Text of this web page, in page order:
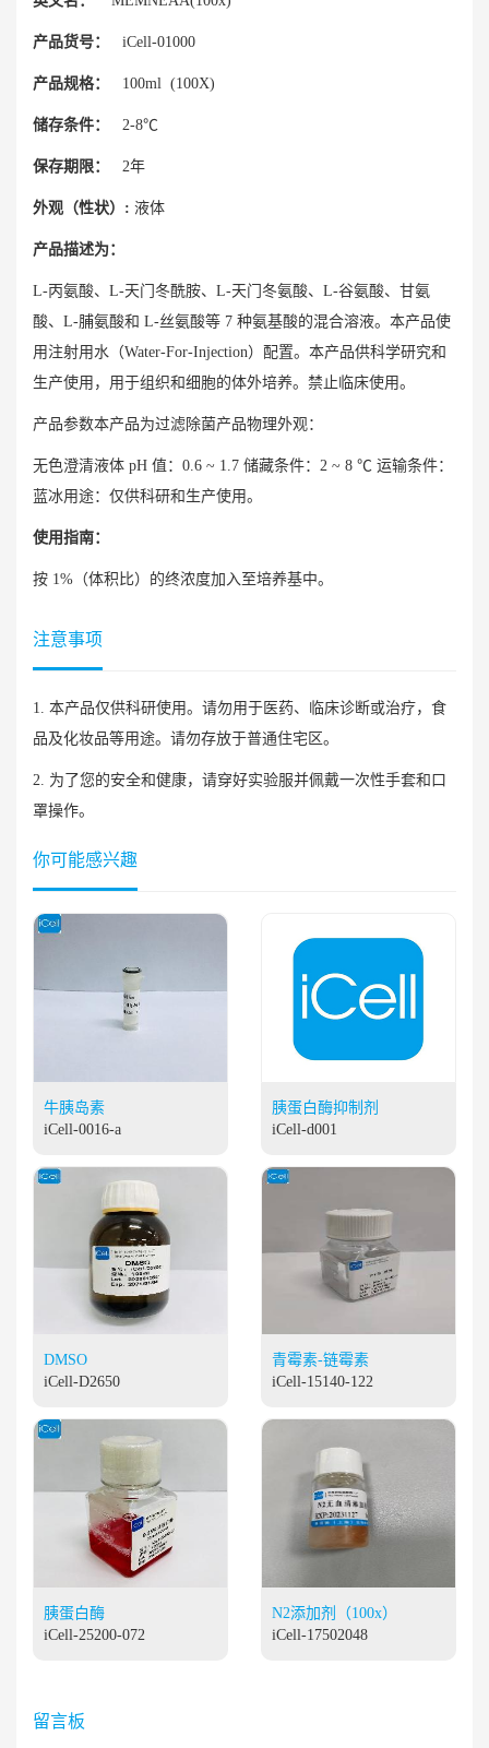
产品货号： iCell-01000
产品规格： 100ml (100X)
储存条件： 2-8℃
保存期限： 2年
外观（性状）: 液体
产品描述为：
L-丙氨酸、L-天门冬酰胺、L-天门冬氨酸、L-谷氨酸、甘氨
酸、L-脯氨酸和 L-丝氨酸等 7 种氨基酸的混合溶液。本产品使
用注射用水（Water-For-Injection）配置。本产品供科学研究和
生产使用，用于组织和细胞的体外培养。禁止临床使用。
产品参数本产品为过滤除菌产品物理外观：
无色澄清液体 pH 值：0.6 ~ 1.7 储藏条件：2 ~ 8 ℃ 运输条件：
蓝冰用途：仅供科研和生产使用。
使用指南：
按 1%（体积比）的终浓度加入至培养基中。
注意事项
1. 本产品仅供科研使用。请勿用于医药、临床诊断或治疗，食
品及化妆品等用途。请勿存放于普通住宅区。
2. 为了您的安全和健康，请穿好实验服并佩戴一次性手套和口
罩操作。
你可能感兴趣
牛胰岛素
iCell-0016-a
胰蛋白酶抑制剂
iCell-d001
DMSO
iCell-D2650
青霉素-链霉素
iCell-15140-122
胰蛋白酶
iCell-25200-072
N2添加剂（100x）
iCell-17502048
留言板